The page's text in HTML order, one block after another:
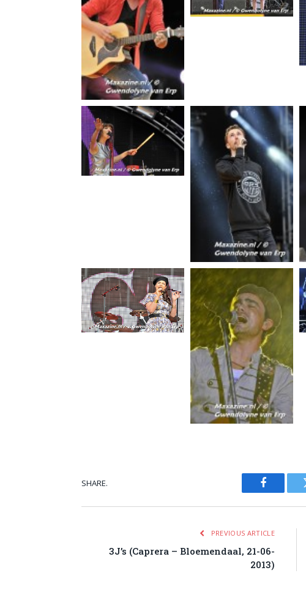
SHARE.
Facebook
PREVIOUS ARTICLE
3J’s (Caprera – Bloemendaal, 21-06-
2013)